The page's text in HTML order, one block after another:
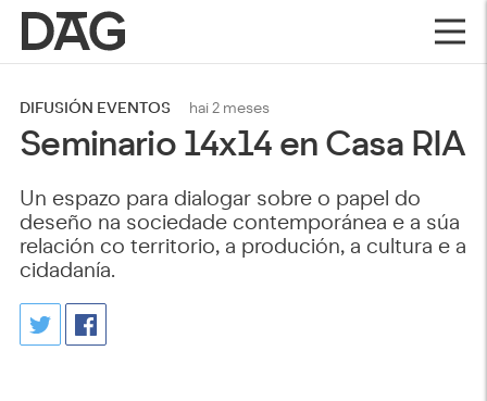
DIFUSIÓN EVENTOS hai 2 meses
Seminario 14x14 en Casa RIA
Un espazo para dialogar sobre o papel do
deseño na sociedade contemporánea e a súa
relación co territorio, a produción, a cultura e a
cidadanía.